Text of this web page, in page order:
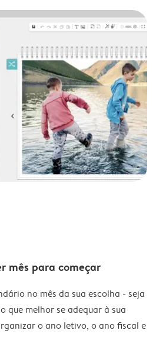
mês para começar
no mês da sua escolha - seja
que melhor se adequar à sua
o ano letivo, o ano fiscal e